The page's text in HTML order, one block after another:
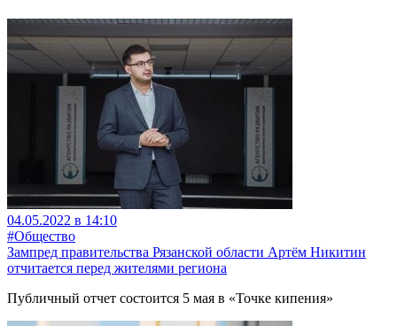
04.05.2022 в 14:10
#Общество
Зампред правительства Рязанской области Артём Никитин
отчитается перед жителями региона
Публичный отчет состоится 5 мая в «Точке кипения»